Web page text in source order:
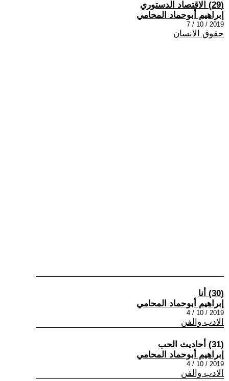
(29) الاقتصاد الدستوري
إبراهيم أبوحماد المحامي
2019 / 10 / 7
حقوق الانسان
(30) أنا
إبراهيم أبوحماد المحامي
2019 / 10 / 4
الادب والفن
(31) أحاديث الحب
إبراهيم أبوحماد المحامي
2019 / 10 / 4
الادب والفن